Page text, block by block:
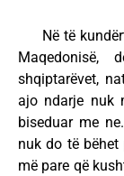
Në të
Maqedonisë,
shqiptarëvet,
ajo ndarje nuk
biseduar me
nuk do të
më pare që